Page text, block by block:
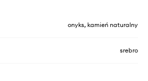
onyks, kamień naturalny
srebro